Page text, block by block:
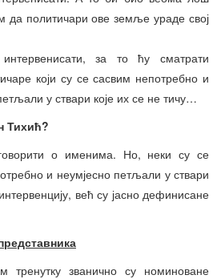
да политичари ове земље ураде свој
за то ћу сматрати
који су се сасвим непотребно и
у ствари које их се не тичу…
Тихић?
о именима. Но, неки су се
и неумјесно петљали у ствари
већ су јасно дефинисане
тренутку званично су номиноване